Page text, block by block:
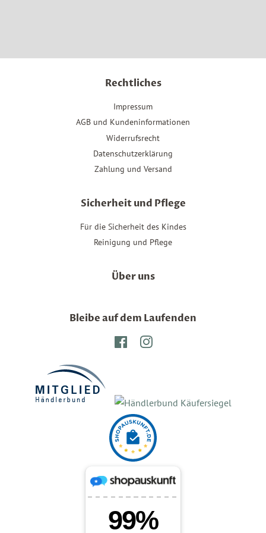
Rechtliches
Impressum
AGB und Kundeninformationen
Widerrufsrecht
Datenschutzerklärung
Zahlung und Versand
Sicherheit und Pflege
Für die Sicherheit des Kindes
Reinigung und Pflege
Über uns
Bleibe auf dem Laufenden
FacebookInstagram